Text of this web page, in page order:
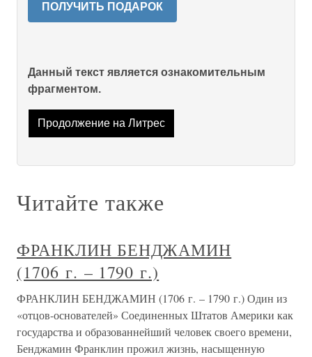
ПОЛУЧИТЬ ПОДАРОК
Данный текст является ознакомительным
фрагментом.
Продолжение на Литрес
Читайте также
ФРАНКЛИН БЕНДЖАМИН
(1706 г. – 1790 г.)
ФРАНКЛИН БЕНДЖАМИН (1706 г. – 1790 г.) Один из
«отцов-основателей» Соединенных Штатов Америки как
государства и образованнейший человек своего времени,
Бенджамин Франклин прожил жизнь, насыщенную